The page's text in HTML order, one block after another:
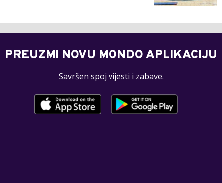
PREUZMI NOVU MONDO APLIKACIJU
Savršen spoj vijesti i zabave.